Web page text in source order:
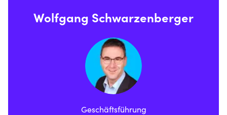
Wolfgang Schwarzenberger
Geschäftsführung